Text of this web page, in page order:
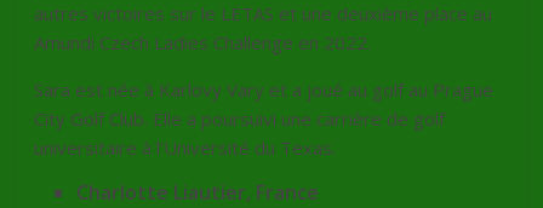
autres victoires sur le LETAS et une deuxième place au
Amundi Czech Ladies Challenge en 2022.
Sara est née à Karlovy Vary et a joué au golf au Prague
City Golf Club. Elle a poursuivi une carrière de golf
universitaire à l’Université du Texas.
Charlotte Liautier, France